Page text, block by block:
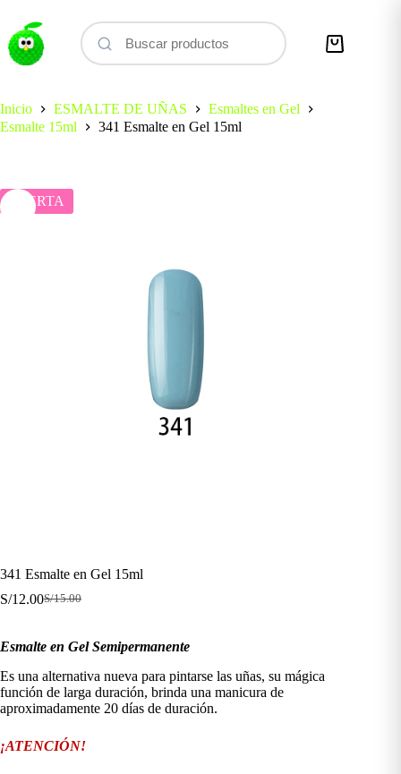
contenido
Carro
Inicio
ESMALTE DE UÑAS
Esmaltes en Gel
Esmalte 15ml
341 Esmalte en Gel 15ml
OFERTA
341 Esmalte en Gel 15ml
S/15.00
El
era:
S/15.00.
S/12.00El
es:
S/12.00.
Esmalte en Gel Semipermanente
Es una alternativa nueva para pintarse las uñas, su mágica
función de larga duración, brinda una manicura de
aproximadamente 20 días de duración.
¡ATENCIÓN!